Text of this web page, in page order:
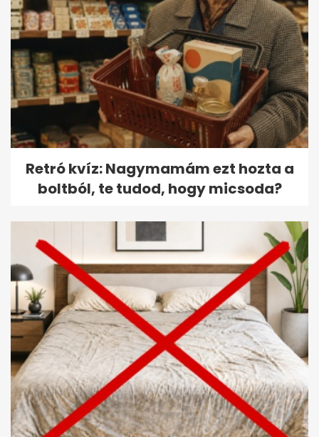
Retró kvíz: Nagymamám ezt hozta a
boltból, te tudod, hogy micsoda?